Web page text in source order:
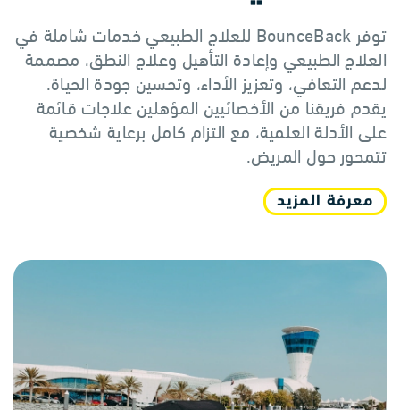
توفر BounceBack للعلاج الطبيعي خدمات شاملة في
العلاج الطبيعي وإعادة التأهيل وعلاج النطق، مصممة
لدعم التعافي، وتعزيز الأداء، وتحسين جودة الحياة.
يقدم فريقنا من الأخصائيين المؤهلين علاجات قائمة
على الأدلة العلمية، مع التزام كامل برعاية شخصية
تتمحور حول المريض.
معرفة المزيد